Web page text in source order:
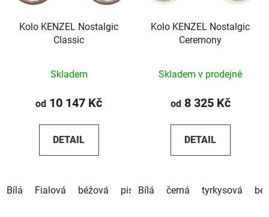
Kolo KENZEL Nostalgic
Classic
Skladem
od 10 147 Kč
DETAIL
Bílá Fialová béžová pistáciová hnědá
Kolo KENZEL Nostalgic
Ceremony
Skladem v prodejně
od8 325 Kč
DETAIL
Bílá černá tyrkysová